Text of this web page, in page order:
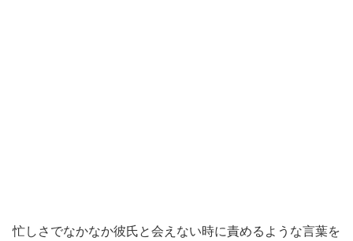
忙しさでなかなか彼氏と会えない時に責めるような言葉を